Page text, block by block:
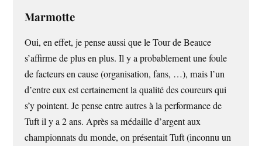
Marmotte
Oui, en effet, je pense aussi que le Tour de Beauce
s’affirme de plus en plus. Il y a probablement une foule
de facteurs en cause (organisation, fans, …), mais l’un
d’entre eux est certainement la qualité des coureurs qui
s’y pointent. Je pense entre autres à la performance de
Tuft il y a 2 ans. Après sa médaille d’argent aux
championnats du monde, on présentait Tuft (inconnu un